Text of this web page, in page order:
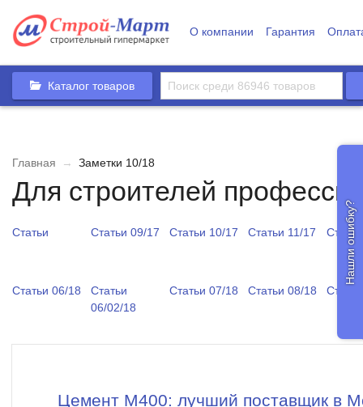
О компании Гарантия
Каталог товаров
Главная → Заметки 10/18
Для строителей
Статьи Статьи 09/17 Статьи 10/17 Статьи 11/17
Статьи 06/18
Статьи
06/02/18
Статьи 07/18 Статьи 08/18
Цемент М400: лучший поставщик в
Нашли ошибку?